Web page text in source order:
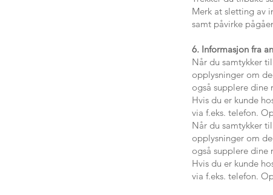
Merk at sletting av
samt påvirke
6. Informasjon fra
Når du samtykker
opplysninger om
også supplere dine
Hvis du er kunde
via f.eks. telefon.
Når du samtykker
opplysninger om
også supplere dine
Hvis du er kunde
via f.eks. telefon.